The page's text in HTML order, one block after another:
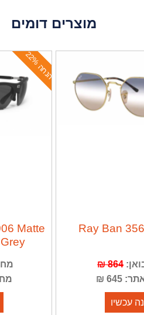
מוצרים דומים
Ray Ban
864 ₪
645 ₪
עכשיו
ה
נ
ח
ה
2
2
%
Matte